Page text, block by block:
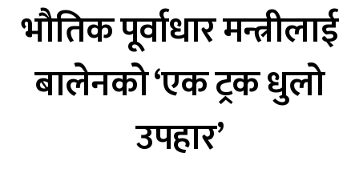
भौतिक पूर्वाधार मन्त्रीलाई
बालेनको ‘एक ट्रक धुलो
उपहार’